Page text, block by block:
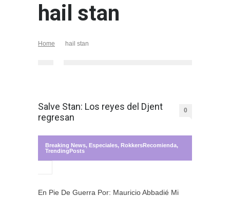
hail stan
Home hail stan
Salve Stan: Los reyes del Djent
regresan
0
Breaking News, Especiales, RokkersRecomienda,
TrendingPosts
En Pie De Guerra Por: Mauricio Abbadié Mi